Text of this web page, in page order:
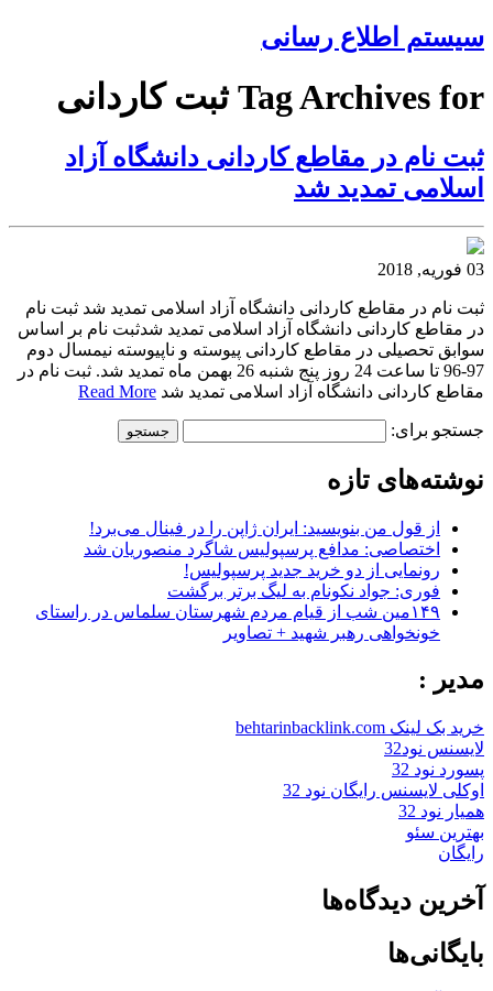
سیستم اطلاع رسانی
Tag Archives for ثبت کاردانی
ثبت نام در مقاطع کاردانی دانشگاه آزاد
اسلامی تمدید شد
03 فوریه, 2018
ثبت نام در مقاطع کاردانی دانشگاه آزاد اسلامی تمدید شد ثبت نام
در مقاطع کاردانی دانشگاه آزاد اسلامی تمدید شدثبت نام بر اساس
سوابق تحصیلی در مقاطع کاردانی پیوسته و ناپیوسته نیمسال دوم
97-96 تا ساعت 24 روز پنج شنبه 26 بهمن ماه تمدید شد. ثبت نام در
مقاطع کاردانی دانشگاه آزاد اسلامی تمدید شد Read More
جستجو برای:
نوشته‌های تازه
از قول من بنویسید: ایران ژاپن را در فینال می‌برد!
اختصاصی: مدافع پرسپولیس شاگرد منصوریان شد
رونمایی از دو خرید جدید پرسپولیس!
فوری: جواد نکونام به لیگ برتر برگشت
۱۴۹مین شب از قیام مردم شهرستان سلماس در راستای
خونخواهی رهبر شهید + تصاویر
مدیر :
خرید بک لینک behtarinbacklink.com
لایسنس نود32
پسورد نود 32
اوکلی لایسنس رایگان نود 32
همیار نود 32
بهترین سئو
رایگان
آخرین دیدگاه‌ها
بایگانی‌ها